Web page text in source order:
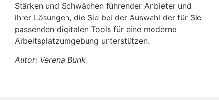
Stärken und Schwächen führender Anbieter und
ihrer Lösungen, die Sie bei der Auswahl der für Sie
passenden digitalen Tools für eine moderne
Arbeitsplatzumgebung unterstützen.
Autor: Verena Bunk